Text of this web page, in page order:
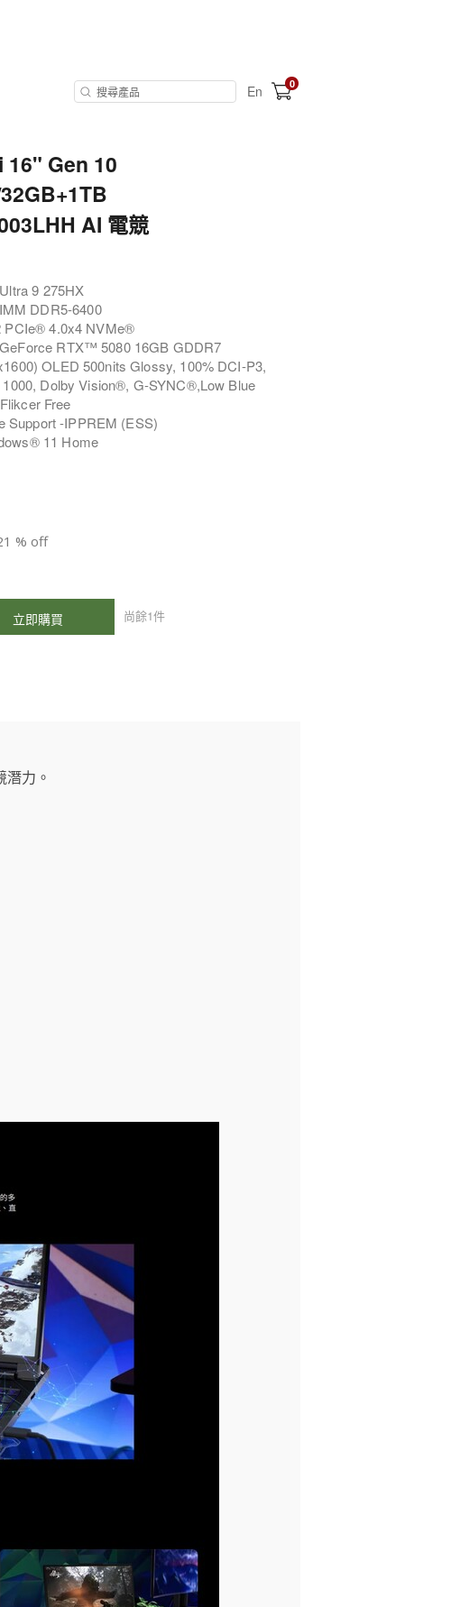
En 0
Gen 10
AI 電競
9 275HX
DDR5-6400
PCIe® 4.0x4 NVMe®
RTX™ 5080 16GB GDDR7
OLED 500nits Glossy, 100% DCI-P3,
Dolby Vision®, G-SYNC®,Low Blue
Free
Support -IPPREM (ESS)
11 Home
% off
立即購買 尚餘1件
力。